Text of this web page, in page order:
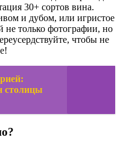
30+ сортов вина.
и дубом, или игристое
только фотографии, но
чтобы не
столицы